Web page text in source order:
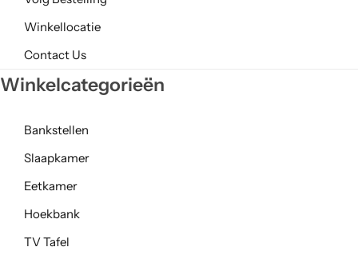
Winkellocatie
Contact Us
Winkelcategorieën
Bankstellen
Slaapkamer
Eetkamer
Hoekbank
TV Tafel